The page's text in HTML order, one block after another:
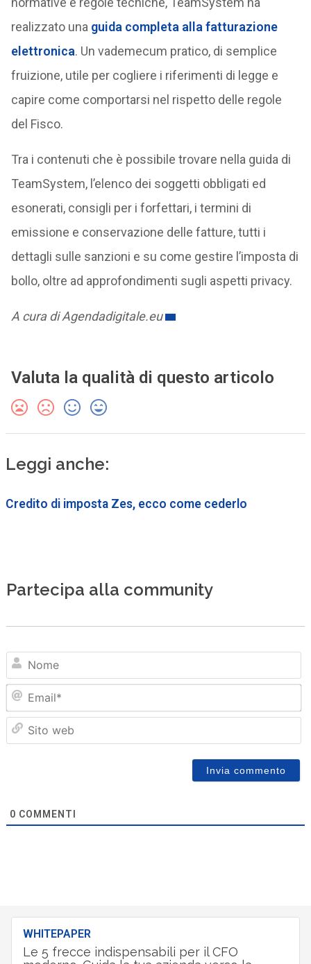
realizzato una guida completa alla fatturazione
elettronica. Un vademecum pratico, di semplice
fruizione, utile per cogliere i riferimenti di legge e
capire come comportarsi nel rispetto delle regole
del Fisco.
Tra i contenuti che è possibile trovare nella guida di
TeamSystem, l’elenco dei soggetti obbligati ed
esonerati, consigli per i forfettari, i termini di
emissione e conservazione delle fatture, tutti i
dettagli sulle sanzioni e su come gestire l’imposta di
bollo, oltre ad approfondimenti sugli aspetti privacy.
A cura di Agendadigitale.eu
Valuta la qualità di questo articolo
Leggi anche:
Credito di imposta Zes, ecco come cederlo
Partecipa alla community
0 COMMENTI
WHITEPAPER
Le 5 frecce indispensabili per il CFO